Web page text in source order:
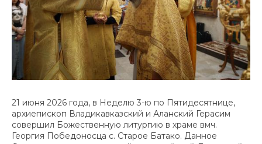
21 июня 2026 года, в Неделю 3-ю по Пятидесятнице,
архиепископ Владикавказский и Аланский Герасим
совершил Божественную литургию в храме вмч.
Георгия Победоносца с. Старое Батако. Данное